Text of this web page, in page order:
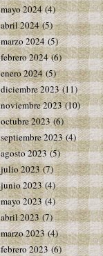
mayo 2024(4)
abril 2024(5)
marzo 2024(5)
febrero 2024(6)
enero 2024(5)
diciembre 2023(11)
noviembre 2023(10)
octubre 2023(6)
septiembre 2023(4)
agosto 2023(5)
julio 2023(7)
junio 2023(4)
mayo 2023(4)
abril 2023(7)
marzo 2023(4)
febrero 2023(6)